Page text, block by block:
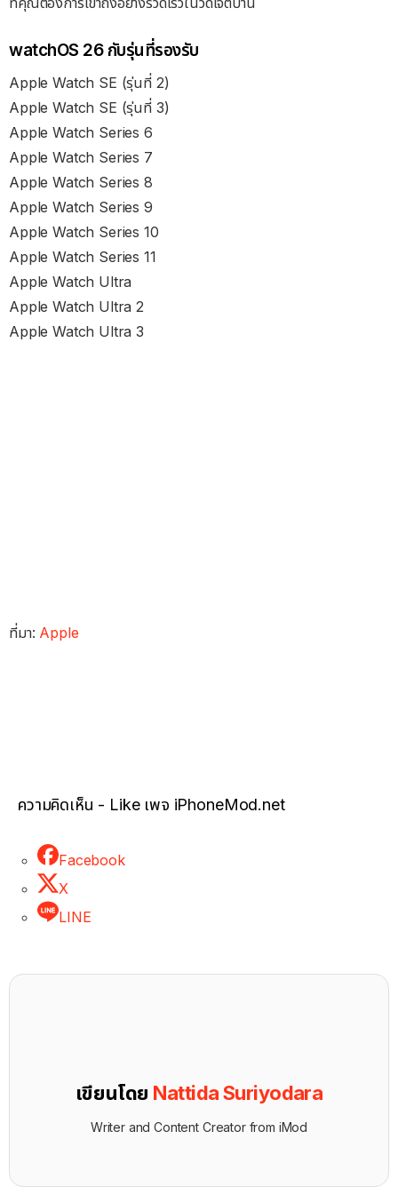
watchOS 26 กับรุ่นที่รองรับ
Apple Watch SE (รุ่นที่ 2)
Apple Watch SE (รุ่นที่ 3)
Apple Watch Series 6
Apple Watch Series 7
Apple Watch Series 8
Apple Watch Series 9
Apple Watch Series 10
Apple Watch Series 11
Apple Watch Ultra
Apple Watch Ultra 2
Apple Watch Ultra 3
ที่มา: Apple
ความคิดเห็น - Like เพจ iPhoneMod.net
Facebook
X
LINE
เขียนโดย Nattida Suriyodara
Writer and Content Creator from iMod